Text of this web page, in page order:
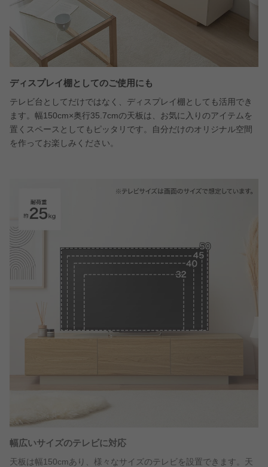
ディスプレイ棚としてのご使用にも
テレビ台としてだけではなく、ディスプレイ棚としても活用でき
ます。幅150cm×奥行35.7cmの天板は、お気に入りのアイテムを
置くスペースとしてもピッタリです。自分だけのオリジナル空間
を作ってお楽しみください。
幅広いサイズのテレビに対応
天板は幅150cmあり、様々なサイズのテレビを設置できます。天